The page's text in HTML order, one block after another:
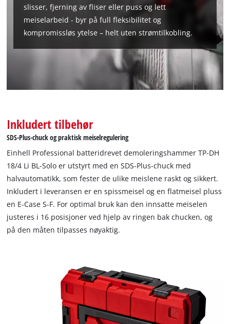
slisser, fjerning av fliser eller puss og lett
meiselarbeid - byr på full fleksibilitet og
kompromissløs ytelse – helt uten strømtilkobling.
Inkludert tilbehør
SDS-Plus-chuck og praktisk meiselregulering
Einhell Professional batteridrevet demoleringshammer TP-DH
18/4 Li BL-Solo er utstyrt med en SDS-Plus-chuck med
halvautomatikk, som fester de ulike meislene raskt og sikkert.
Inkludert i leveransen er en spissmeisel og en flatmeisel pluss
en E-Case S-F. For optimal bruk kan den innsatte meiselen
justeres i 16 posisjoner ved hjelp av ringen bak chucken, og
på den måten tilpasses nøyaktig.